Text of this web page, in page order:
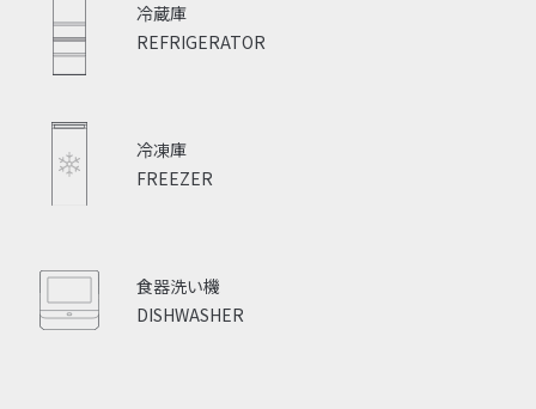
REFRIGERATOR
冷蔵庫
FREEZER
冷凍庫
DISHWASHER
食器洗い機